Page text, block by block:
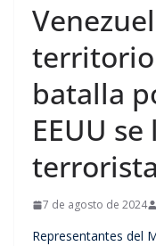
batalla
EEUU
7 de agosto de 2024
Representantes del